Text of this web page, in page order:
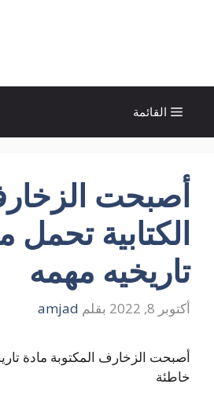
القائمة
أصبحت
الكتابية تحمل
تاريخيه مهمه
أكتوبر 8, 2022 بقلم amjad
أصبحت الزخارف المكتوبة مادة
خاطئة